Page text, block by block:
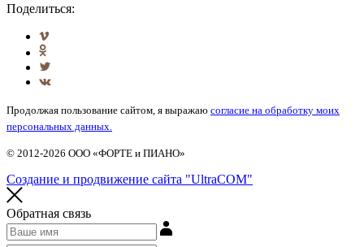
Поделиться:
Продолжая пользование сайтом, я выражаю согласие на обработку моих
персональных данных.
© 2012-2026 ООО «ФОРТЕ и ПИАНО»
Создание и продвижение сайта "UltraCOM"
Обратная связь